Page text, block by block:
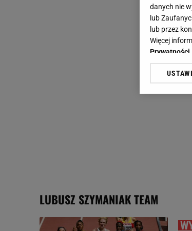
LUBUSZ SZYMANIAK TEAM
danych nie
lub
lub przez
Więcej
Prywatności
Klikając
Zaufanych